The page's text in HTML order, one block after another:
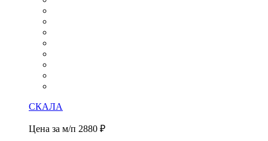
СКАЛА
Цена за м/п 2880 ₽